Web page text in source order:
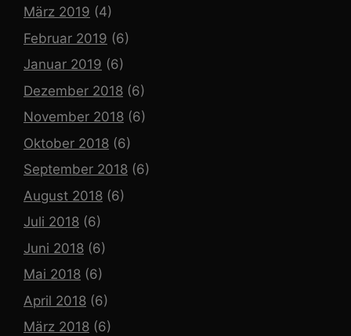
März 2019 (4)
Februar 2019 (6)
Januar 2019 (6)
Dezember 2018 (6)
November 2018 (6)
Oktober 2018 (6)
September 2018 (6)
August 2018 (6)
Juli 2018 (6)
Juni 2018 (6)
Mai 2018 (6)
April 2018 (6)
März 2018 (6)